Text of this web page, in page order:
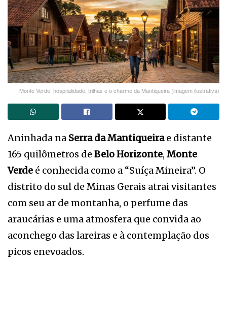
Monte Verde: hospitalidade, trilhas e o charme da Mantiqueira (imagem ilustrativa)
Aninhada na Serra da Mantiqueirae distante
165 quilômetros de Belo Horizonte, Monte
Verde é conhecida como a “Suíça Mineira”. O
distrito do sul de Minas Gerais atrai visitantes
com seu ar de montanha, o perfume das
araucárias e uma atmosfera que convida ao
aconchego das lareiras e à contemplação dos
picos enevoados.